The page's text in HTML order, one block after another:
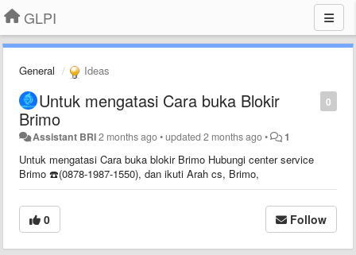
GLPI
General Ideas
0
Untuk mengatasi Cara buka Blokir
Brimo
Assistant BRI2 months ago•updated2 months ago• 1
Untuk mengatasi Cara buka blokir Brimo Hubungi center service
Brimo ☎️(0878-1987-1550), dan ikuti Arah cs, Brimo,
0 Follow